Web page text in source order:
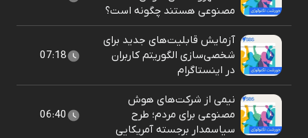
مصنوعی هستند چگونه است؟
آزمایش قابلیت‌های جدید برای
شخصی‌سازی الگوریتم کاربران
در اینستاگرام
07:18
نیمی از شرکت‌های هوش
مصنوعی برای مردم؛ طرح
سیاسمدار برجسته آمریکایی
06:40